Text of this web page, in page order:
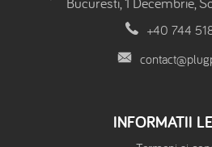
+40 744
INFORMATII